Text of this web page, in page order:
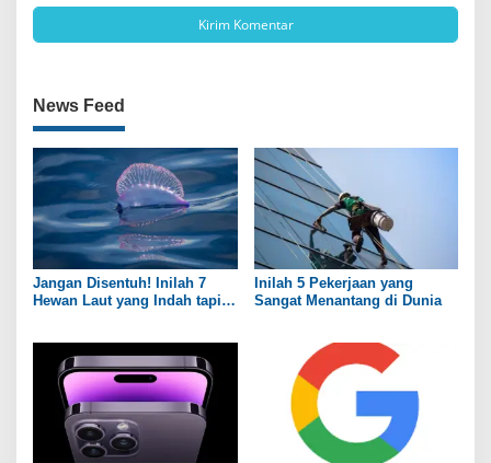
News Feed
Jangan Disentuh! Inilah 7
Hewan Laut yang Indah tapi
Inilah 5 Pekerjaan yang
Sangat Menantang di Dunia